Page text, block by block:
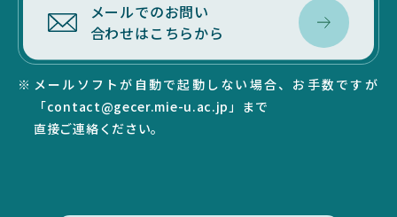
SEARCH
メールでのお問い
合わせはこちらから
メールソフトが自動で起動しない場合、お手数ですが
「contact@gecer.mie-u.ac.jp」まで
直接ご連絡ください。